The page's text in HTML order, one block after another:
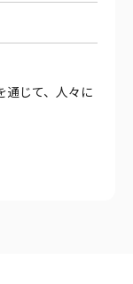
通じて、人々に